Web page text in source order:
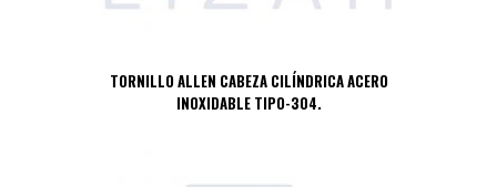
TORNILLO ALLEN CABEZA CILÍNDRICA ACERO
INOXIDABLE TIPO-304.